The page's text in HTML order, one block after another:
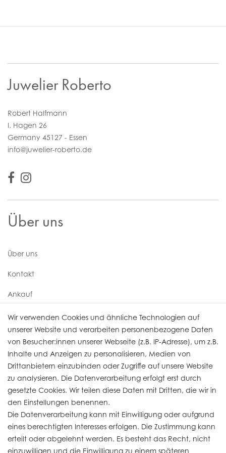
Juwelier Roberto
Robert Halfmann
I. Hagen 26
Germany 45127 - Essen
info@juwelier-roberto.de
Über uns
Über uns
Kontakt
Ankauf
Uhren Service
Vertrag widerrufen
Informationen
Widerrufs­recht
Wir verwenden Cookies und ähnliche Technologien auf
unserer Website und verarbeiten personenbezogene Daten
von Besucher:innen unserer Webseite (z.B. IP-Adresse), um z.B.
Inhalte und Anzeigen zu personalisieren, Medien von
Drittanbietern einzubinden oder Zugriffe auf unsere Website
zu analysieren. Die Datenverarbeitung erfolgt erst durch
gesetzte Cookies. Wir teilen diese Daten mit Dritten, die wir in
den Einstellungen benennen.
Die Datenverarbeitung kann mit Einwilligung oder aufgrund
eines berechtigten Interesses erfolgen. Die Zustimmung kann
erteilt oder abgelehnt werden. Es besteht das Recht, nicht
einzuwilligen und die Einwilligung zu einem späteren